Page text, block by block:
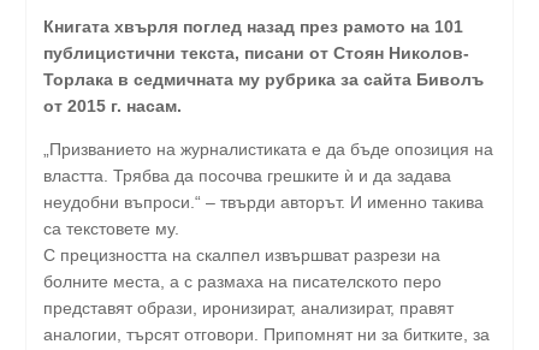
Книгата хвърля поглед назад през рамото на 101
публицистични текста, писани от Стоян Николов-
Торлака в седмичната му рубрика за сайта Биволъ
от 2015 г. насам.
„Призванието на журналистиката е да бъде опозиция на
властта. Трябва да посочва грешките ѝ и да задава
неудобни въпроси.“ – твърди авторът. И именно такива
са текстовете му.
С прецизността на скалпел извършват разрези на
болните места, а с размаха на писателското перо
представят образи, иронизират, анализират, правят
аналогии, търсят отговори. Припомнят ни за битките, за